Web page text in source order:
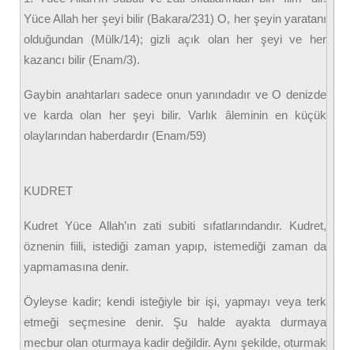
Yüce Allah her şeyi bilir (Bakara/231) O, her şeyin yaratanı
olduğundan (Mülk/14); gizli açık olan her şeyi ve her
kazancı bilir (Enam/3).
Gaybin anahtarları sadece onun yanındadır ve O denizde
ve karda olan her şeyi bilir. Varlık âleminin en küçük
olaylarından haberdardır (Enam/59)
KUDRET
Kudret Yüce Allah’ın zati subiti sıfatlarındandır. Kudret,
öznenin fiili, istediği zaman yapıp, istemediği zaman da
yapmamasına denir.
Öyleyse kadir; kendi isteğiyle bir işi, yapmayı veya terk
etmeği seçmesine denir. Şu halde ayakta durmaya
mecbur olan oturmaya kadir değildir. Aynı şekilde, oturmak